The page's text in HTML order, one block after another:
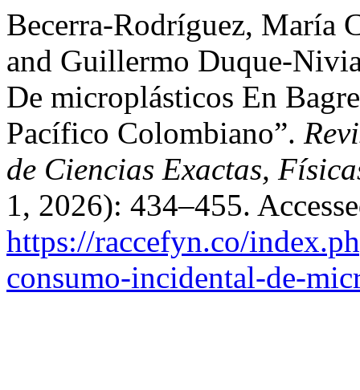
Becerra-Rodríguez, María
and Guillermo Duque-
De microplásticos En
Pacífico Colombiano”.
de Ciencias Exactas,
1, 2026): 434–455.
https://raccefyn.co/
consumo-incidental-de-